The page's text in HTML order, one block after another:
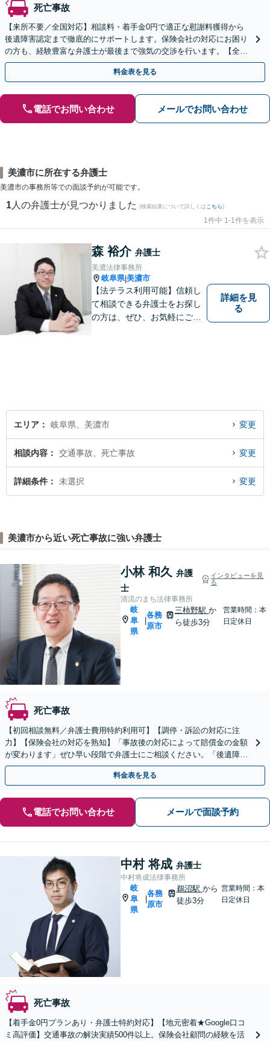
死亡事故
【来所不要／全国対応】相談料・着手金0円で適正な慰謝料獲得から
後遺障害認定まで徹底的にサポートします。保険会社の対応にお困り
の方も、経験豊富な弁護士が最後まで強気の交渉を行います。【全国
13拠点】お気軽にご相談ください。
料金表を見る
電話でお問い合わせ メールでお問い合わせ
美濃市に所在する弁護士
美濃市の事務所等での面談予約が可能です。
1 人の弁護士が見つかりました (検索結果について詳しくは こちら)
1件中 1-1件を表示
森 裕介 弁護士
美濃法律事務所
岐阜県|美濃市
【法テラス利用可能】信頼し
て相談できる弁護士をお探し
の方は、ぜひ、お気軽にご連
詳細を見
る
エリア 岐阜県、美濃市 変更
相談内容 交通事故、死亡事故 変更
詳細条件 未選択 変更
美濃市から近い死亡事故に強い弁護士
小林 和久 弁護
士
インタビューを見
る
清流のまち法律事務所
岐
阜
県
各務
原市
三柿野駅か
ら徒歩3分
営業時間：本
日定休日
死亡事故
【初回相談無料／弁護士費用特約利用可】【調停・訴訟の対応に注
力】【保険会社の対応を熟知】「事故後の対応によって賠償金の金額
が変わります」ぜひ早い段階で弁護士にご相談ください。「後遺障害
等級認定の結果に納得がいかない／異議申し立てのサポート」
料金表を見る
電話でお問い合わせ メールで面談予約
中村 将成 弁護士
中村将成法律事務所
岐
阜
県
各務
原市
鵜沼駅 から
徒歩3分
営業時間：本
日定休日
死亡事故
【着手金0円プランあり・弁護士特約対応】【地元密着★Google口コ
ミ高評価】交通事故の解決実績500件以上。保険会社顧問の経験を活